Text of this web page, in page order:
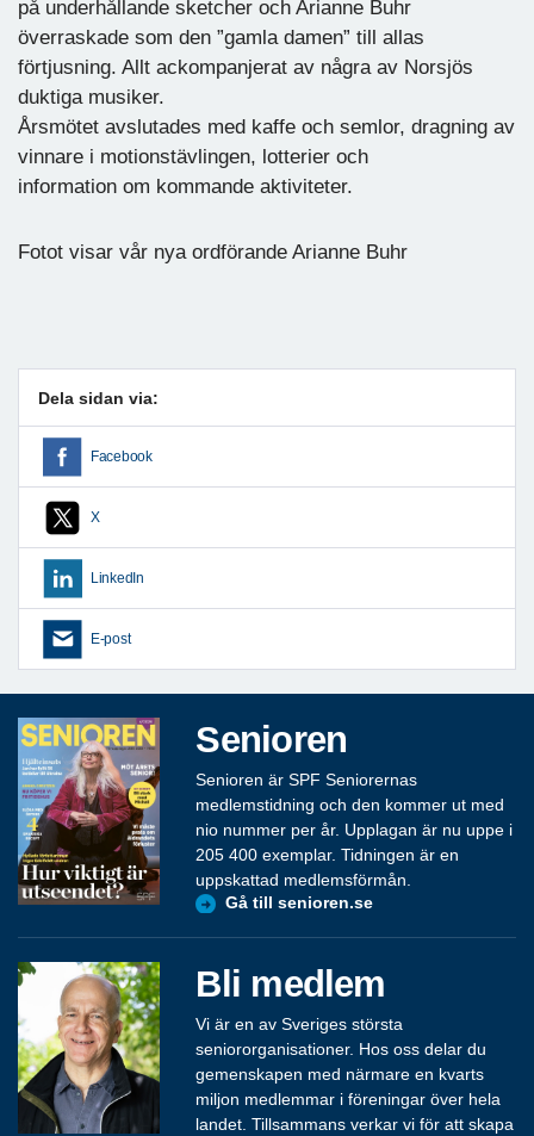
på underhållande sketcher och Arianne Buhr
överraskade som den ”gamla damen” till allas
förtjusning. Allt ackompanjerat av några av Norsjös
duktiga musiker.
Årsmötet avslutades med kaffe och semlor, dragning av
vinnare i motionstävlingen, lotterier och
information om kommande aktiviteter.
Fotot visar vår nya ordförande Arianne Buhr
Dela sidan via:
Facebook
X
LinkedIn
E-post
Senioren
Senioren är SPF Seniorernas
medlemstidning och den kommer ut med
nio nummer per år. Upplagan är nu uppe i
205 400 exemplar. Tidningen är en
uppskattad medlemsförmån.
Gå till senioren.se
Bli medlem
Vi är en av Sveriges största
seniororganisationer. Hos oss delar du
gemenskapen med närmare en kvarts
miljon medlemmar i föreningar över hela
landet. Tillsammans verkar vi för att skapa